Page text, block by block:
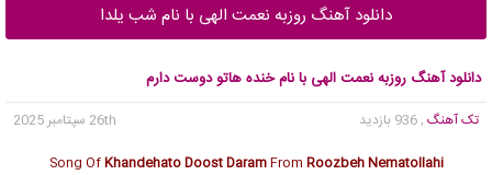
دانلود آهنگ روزبه نعمت الهی با نام ﺷﺐ ﻳﻠﺪا
دانلود آهنگ روزبه نعمت الهی با نام خنده هاتو دوست دارم
تک آهنگ , 936 بازدید
26th سپتامبر 2025
Song OfKhandehato Doost DaramFrom Roozbeh Nematollahi